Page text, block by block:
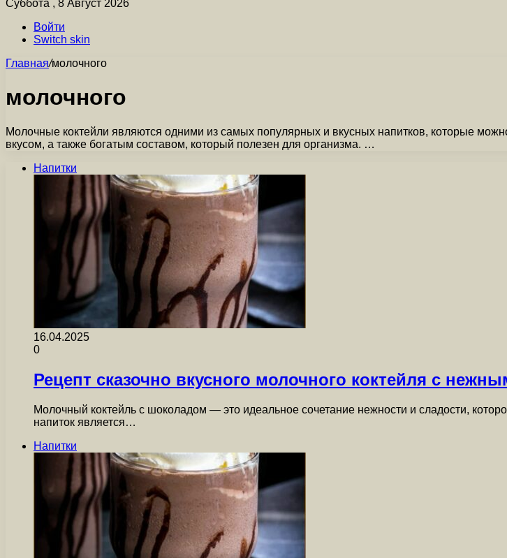
Суббота , 8 Август 2026
Войти
Switch skin
Главная/молочного
молочного
Молочные коктейли являются одними из самых популярных и вкусных напитков, которые
вкусом, а также богатым составом, который полезен для организма. …
Напитки
16.04.2025
0
Рецепт сказочно вкусного молочного коктейля с
Молочный коктейль с шоколадом — это идеальное сочетание нежности и сладости,
напиток является…
Напитки